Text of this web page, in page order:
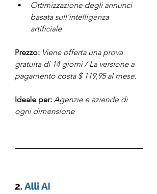
Ottimizzazione degli annunci
basata sull'intelligenza
artificiale
Prezzo: Viene offerta una prova
gratuita di 14 giorni / La versione a
pagamento costa $ 119,95 al mese.
Ideale per: Agenzie e aziende di
ogni dimensione
2. Alli AI